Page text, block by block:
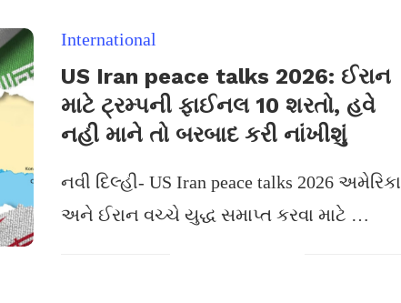
International
US Iran peace talks 2026: ઈરાન
માટે ટ્રમ્પની ફાઈનલ 10 શરતો, હવે
નહી માને તો બરબાદ કરી નાંખીશું
નવી દિલ્હી- US Iran peace talks 2026 અમેરિકા
અને ઈરાન વચ્ચે યુદ્ધ સમાપ્ત કરવા માટે …